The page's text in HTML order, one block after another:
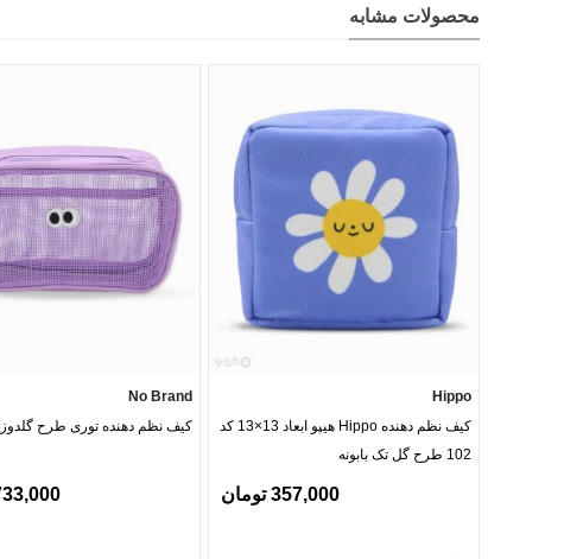
محصولات مشابه
Hippo
کیف نظم دهنده Hippo هیپو ابعاد 13×13 کد
102 طرح گل تک بابونه
357,000 تومان
No Brand
کیف نظم دهنده توری طرح
733,000